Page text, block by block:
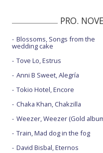
PRO.
Blossoms, Songs from the
wedding cake
Tove Lo, Estrus
Anni B Sweet, Alegría
Tokio Hotel, Encore
Chaka Khan, Chakzilla
Weezer, Weezer (Gold
Train, Mad dog in the fog
David Bisbal, Eternos